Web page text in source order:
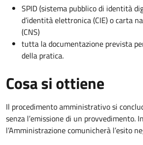
SPID (sistema pubblico di identità
d’identità elettronica (CIE) o carta
(CNS)
tutta la documentazione prevista
della pratica.
Cosa si ottiene
Il procedimento amministrativo si
senza l’emissione di un provvedimento.
l’Amministrazione comunicherà l’esito